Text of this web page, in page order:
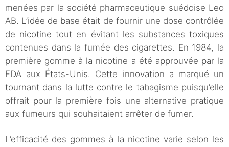
menées par la société pharmaceutique suédoise Leo
AB. L’idée de base était de fournir une dose contrôlée
de nicotine tout en évitant les substances toxiques
contenues dans la fumée des cigarettes. En 1984, la
première gomme à la nicotine a été approuvée par la
FDA aux États-Unis. Cette innovation a marqué un
tournant dans la lutte contre le tabagisme puisqu’elle
offrait pour la première fois une alternative pratique
aux fumeurs qui souhaitaient arrêter de fumer.
L’efficacité des gommes à la nicotine varie selon les